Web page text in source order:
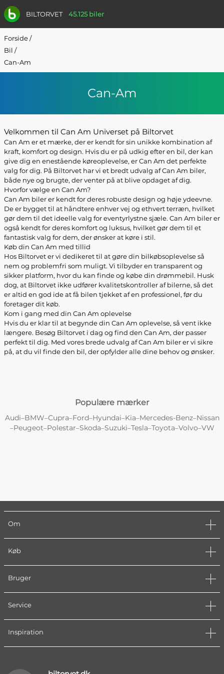
BILTORVET 45.125 biler
Forside/
Bil /
Can-Am
Can-Am
Velkommen til Can Am Universet på Biltorvet
Can Am er et mærke, der er kendt for sin unikke kombination af
kraft, komfort og design. Hvis du er på udkig efter en bil, der kan
give dig en enestående køreoplevelse, er Can Am det perfekte
valg for dig. På Biltorvet har vi et bredt udvalg af Can Am biler,
både nye og brugte, der venter på at blive opdaget af dig.
Hvorfor vælge en Can Am?
Can Am biler er kendt for deres robuste design og høje ydeevne.
De er bygget til at håndtere enhver vej og ethvert terræn, hvilket
gør dem til det ideelle valg for eventyrlystne sjæle. Can Am biler er
også kendt for deres komfort og luksus, hvilket gør dem til et
fantastisk valg for dem, der ønsker at køre i stil.
Køb din Can Am med tillid
Hos Biltorvet er vi dedikeret til at gøre din bilkøbsoplevelse så
nem og problemfri som muligt. Vi tilbyder en transparent og
sikker platform, hvor du kan finde og købe din drømmebil. Husk
dog, at Biltorvet ikke udfører kvalitetskontroller af bilerne, så det
er altid en god ide at få bilen tjekket af en professionel, før du
foretager dit køb.
Kom i gang med din Can Am oplevelse
Hvis du er klar til at begynde din Can Am oplevelse, så vent ikke
længere. Besøg Biltorvet i dag og find den Can Am, der passer
perfekt til dig. Med vores brede udvalg af Can Am biler er vi sikre
på, at du vil finde den bil, der opfylder alle dine behov og ønsker.
Populære mærker
Audi–BMW–Cupra–Ford–Hyundai–Kia–Mercedes-Benz–Nissan
–Peugeot–Polestar–Skoda–Suzuki–Tesla–Toyota–Volvo–VW
Om
Køb
Bruger
Service
Inspiration